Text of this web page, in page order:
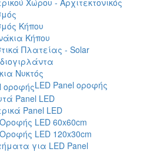
Χώρου - Αρχιτεκτονικός
Κήπου
Κήπου
Πλατείας - Solar
Νυκτός
LED Panel οροφής
Panel LED
Panel LED
LED 60x60cm
LED 120x30cm
για LED Panel